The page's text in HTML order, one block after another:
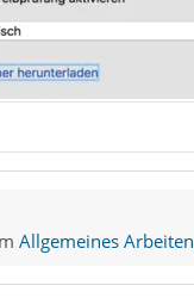
Allgemeines Arbeiten